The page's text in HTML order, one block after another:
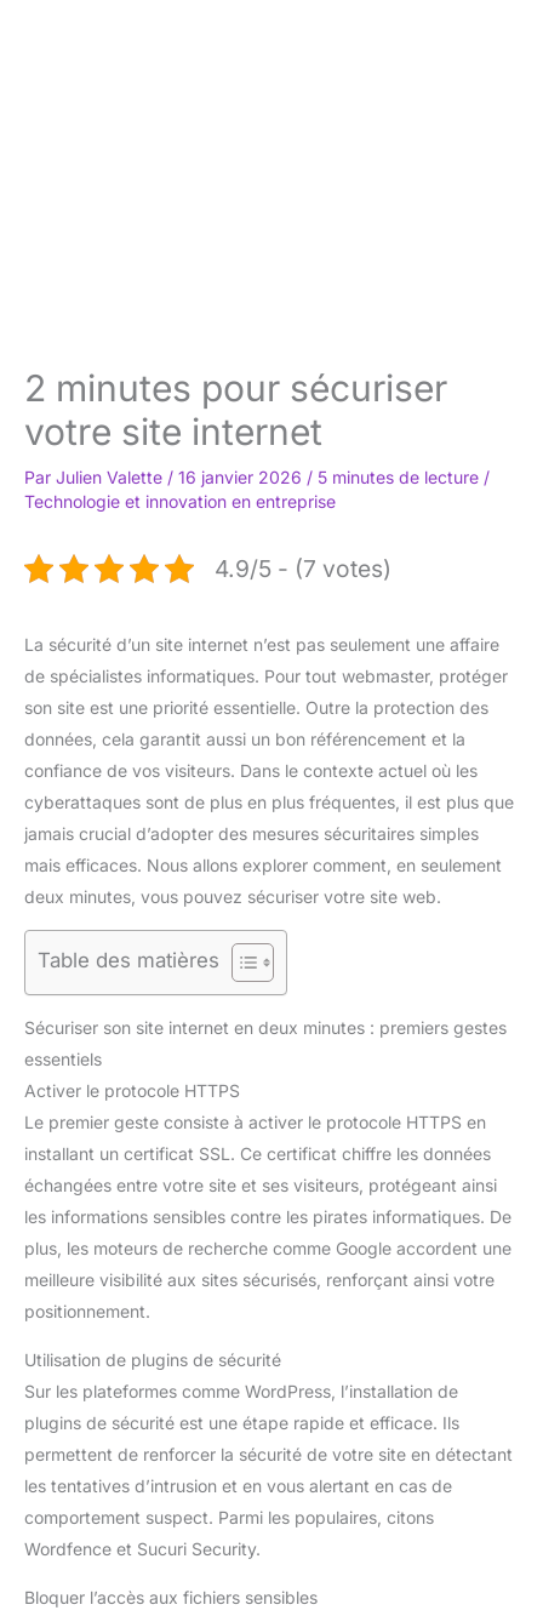
2 minutes pour sécuriser
votre site internet
Par Julien Valette / 16 janvier 2026 / 5 minutes de lecture /
Technologie et innovation en entreprise
4.9/5 - (7 votes)
La sécurité d’un site internet n’est pas seulement une affaire
de spécialistes informatiques. Pour tout webmaster, protéger
son site est une priorité essentielle. Outre la protection des
données, cela garantit aussi un bon référencement et la
confiance de vos visiteurs. Dans le contexte actuel où les
cyberattaques sont de plus en plus fréquentes, il est plus que
jamais crucial d’adopter des mesures sécuritaires simples
mais efficaces. Nous allons explorer comment, en seulement
deux minutes, vous pouvez sécuriser votre site web.
Table des matières
Sécuriser son site internet en deux minutes : premiers gestes
essentiels
Activer le protocole HTTPS
Le premier geste consiste à activer le protocole HTTPS en
installant un certificat SSL. Ce certificat chiffre les données
échangées entre votre site et ses visiteurs, protégeant ainsi
les informations sensibles contre les pirates informatiques. De
plus, les moteurs de recherche comme Google accordent une
meilleure visibilité aux sites sécurisés, renforçant ainsi votre
positionnement.
Utilisation de plugins de sécurité
Sur les plateformes comme WordPress, l’installation de
plugins de sécurité est une étape rapide et efficace. Ils
permettent de renforcer la sécurité de votre site en détectant
les tentatives d’intrusion et en vous alertant en cas de
comportement suspect. Parmi les populaires, citons
Wordfence et Sucuri Security.
Bloquer l’accès aux fichiers sensibles